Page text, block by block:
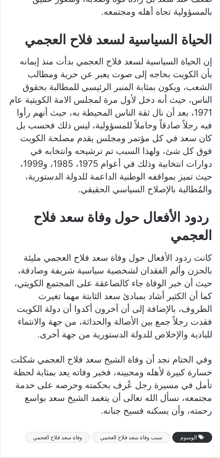
بالمسؤولية تجاه أهله ومجتمعه.
الحياة السياسية لسعد فلاح العجمي
إن الحياة السياسية لسعد فلاح العجمي بدأت منذ إيمانه
بأن الكويت بحاجه إلى صوت يعبر عن حرية ومطالب
الشعب، ويكون بمثابة المنبر الرئيسي للمطالبة بحقوق
الناس، حيث أنه دخل لأول مرة لمجلس الامة الكويتية عام
1971، بعد أن نال ثقة الناس المحيطة به، حيث أنهم رأوا
فيه رجلاً صادقاً وحاملاً للمسؤولية، ليس ذلك فحسب بل
كان سعد في كل مؤتمر ومجلس يقدم مصلحة الكويت
فوق كل شئ، ولهذا السبب تم ترشيحه وانتخابه في
دوارات انتخابية وذلك في أعوام 1975، 1985، و1999،
حيث تميز بمواقفه الوطنية الداعمة للدولة الدستورية،
والمُطالبة بالإصلاح السياسي الحقيقي.
ردود الأفعال حول وفاة سعد فلاح
العجمي
كانت ردود الأفعال حول وفاة سعد فلاح العجمي مليئة
بالحزن وألم الفقدان لشخصية سياسية شريفة وصادقة،
حيث أن خبر الوفاة جاء كالصاعقة على المجتمع الكويتي،
كما أن الكثير أشاد بمبادئ سعد الثابتة مهما تغيرت
الظروف، بالإضافة إلى أن آخرون أكدوا أن دولة الكويت
فقدت رجلاً جمع بين الأصالة والحداثة، من جهة والانتماء
للبادية والإخلاص للدولة الدستورية من جهة أخرى.
وفي الختام نجد أن وفاة الشيخ سعد فلاح العجمي شكلت
خسارة كبيرة لأهله ومحبينه، فخبر وفاته يعد بمثابة لحظة
تأمل في مسيرة رجل عُرف بحكمته وحرصه على خدمة
مجتمعه، نسأل الله تعالى أن يتغمد الشيخ سعد بواسع
رحمته، وأن يسكنه فسيح جنانه.
الوسوم سبب وفاة سعد فلاح العجمي وفاة سعد فلاح العجمي